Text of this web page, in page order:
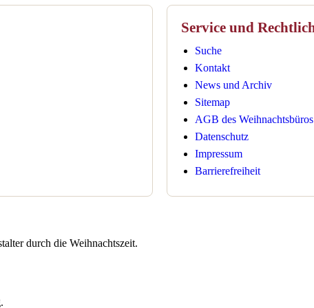
Service und
Suche
Kontakt
News und Archiv
Sitemap
AGB des Weihnachtsbüros
Datenschutz
Impressum
Barrierefreiheit
durch die Weihnachtszeit.